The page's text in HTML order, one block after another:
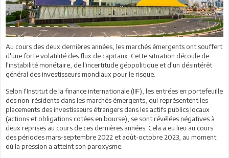
Au cours des deux dernières années, les marchés émergents ont souffert
d'une forte volatilité des flux de capitaux. Cette situation découle de
l'instabilité monétaire, de l'incertitude géopolitique et d'un désintérêt
général des investisseurs mondiaux pour le risque.
Selon I'Institut de la finance internationale (IIF), les entrées en portefeuille
des non-résidents dans les marchés émergents, qui représentent les
placements des investisseurs étrangers dans les actifs publics locaux
(actions et obligations cotées en bourse), se sont révélées négatives à
deux reprises au cours de ces dernières années. Cela a eu lieu au cours
des périodes mars-septembre 2022 et août-octobre 2023, au moment
où la pression a atteint son paroxysme.